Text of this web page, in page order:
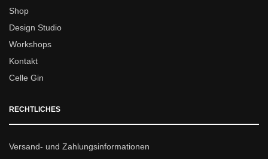
Shop
Design Studio
Workshops
Kontakt
Celle Gin
RECHTLICHES
Versand- und Zahlungsinformationen